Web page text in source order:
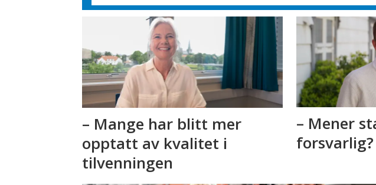
– Mange har blitt mer
opptatt av kvalitet i
tilvenningen
– Mener
forsvarlig?